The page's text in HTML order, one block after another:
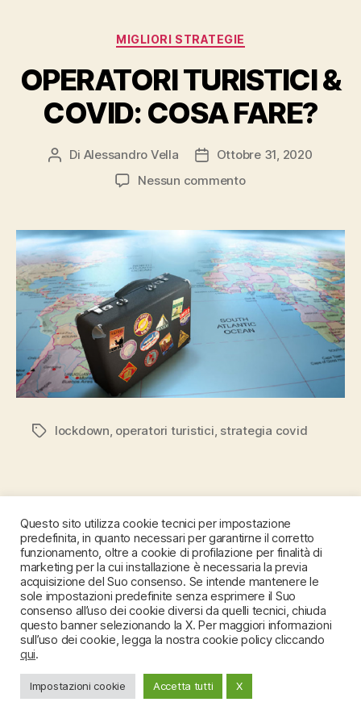
Categorie
MIGLIORI STRATEGIE
OPERATORI TURISTICI &
COVID: COSA FARE?
Autore
Di Alessandro Vella
DataOttobre 31, 2020
Nessun commentosu
&
COVID:
COSA
FARE?
Tag lockdown, operatori turistici, strategia covid
Questo sito utilizza cookie tecnici per impostazione
predefinita, in quanto necessari per garantirne il corretto
funzionamento, oltre a cookie di profilazione per finalità di
marketing per la cui installazione è necessaria la previa
acquisizione del Suo consenso. Se intende mantenere le
sole impostazioni predefinite senza esprimere il Suo
consenso all’uso dei cookie diversi da quelli tecnici, chiuda
questo banner selezionando la X. Per maggiori informazioni
sull’uso dei cookie, legga la nostra cookie policy cliccando
qui.
Impostazioni cookie Accetta tutti X